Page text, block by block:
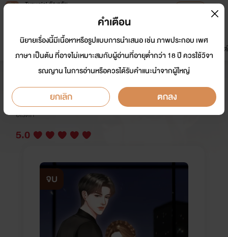
Tunwalai ธัญวลัย
หน้าแรก นิยาย อีบุ๊ก การ์ตูน
มาใหม่
ดรีมแชท ธัญลิสต์
ในปกครองของมาเฟีย NC20+
นักเขียน: _น้ำผึ้งสีเลือด_
อีโรติก
5.0
จบ
คำเตือน
นิยายเรื่องนี้มีเนื้อหาหรือรูปแบบการนำเสนอ เช่น ภาพประกอบ เพศ
ภาษา เป็นต้น ที่อาจไม่เหมาะสมกับผู้อ่านที่อายุต่ำกว่า 18 ปี ควรใช้วิจา
รณญาน ในการอ่านหรือควรได้รับคำแนะนำจากผู้ใหญ่
ยกเลิก ตกลง